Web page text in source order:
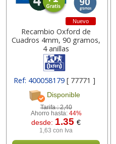
Nuevo
Recambio Oxford de
Cuadros 4mm, 90 gramos,
4 anillas
Ref: 400058179[ 77771 ]
Disponible
Tarifa :2,40
Ahorro hasta: 44%
desde: 1.35€
1,63 con Iva